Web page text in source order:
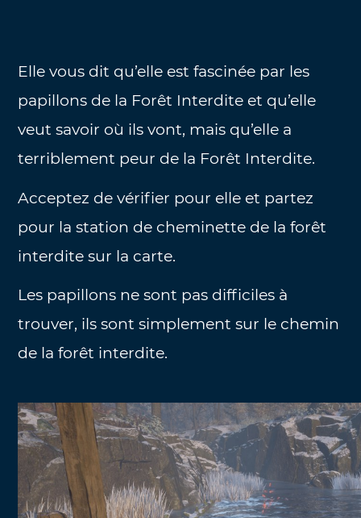
Elle vous dit qu’elle est fascinée par les
papillons de la Forêt Interdite et qu’elle
veut savoir où ils vont, mais qu’elle a
terriblement peur de la Forêt Interdite.
Acceptez de vérifier pour elle et partez
pour la station de cheminette de la forêt
interdite sur la carte.
Les papillons ne sont pas difficiles à
trouver, ils sont simplement sur le chemin
de la forêt interdite.